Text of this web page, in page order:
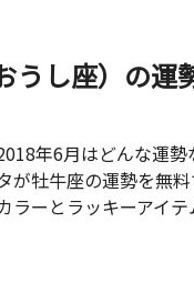
うし座）の運
年6月はどんな運
が牡牛座の運勢を無
ラーとラッキーアイテ